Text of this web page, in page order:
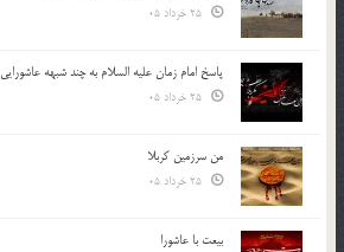
پاسخ امام زمان علیه السلام به چند شبهه عاشورایی
من سرزمین کربلا
بیعت با عاشورا